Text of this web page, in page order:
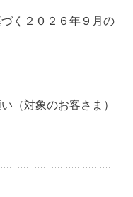
く２０２６年９月の
（対象のお客さま）